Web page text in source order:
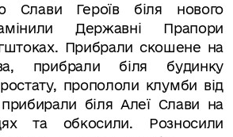
Слави Героїв біля нового
Державні Прапори
Прибрали скошене на
прибрали біля будинку
пропололи клумби від
прибирали біля Алеї Слави на
та обкосили. Розносили